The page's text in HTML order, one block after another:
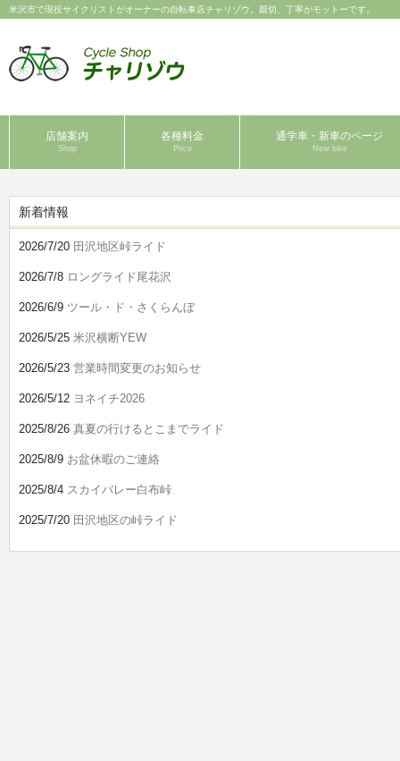
米沢市で現役サイクリストがオーナーの自転車店チャリゾウ。親切、丁寧がモットーです。
店舗案内
Shop
各種料金
Price
通学車・新車のページ
New bike
新着情報
2026/7/20 田沢地区峠ライド
2026/7/8 ロングライド尾花沢
2026/6/9 ツール・ド・さくらんぼ
2026/5/25 米沢横断YEW
2026/5/23 営業時間変更のお知らせ
2026/5/12 ヨネイチ2026
2025/8/26 真夏の行けるとこまでライド
2025/8/9 お盆休暇のご連絡
2025/8/4 スカイバレー白布峠
2025/7/20 田沢地区の峠ライド